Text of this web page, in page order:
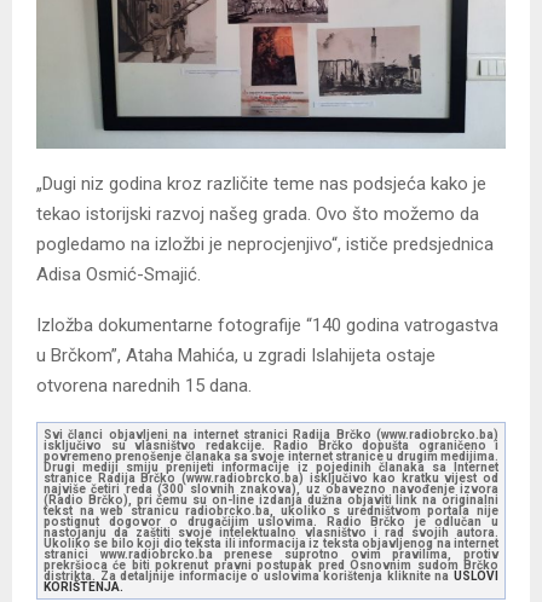
„Dugi niz godina kroz različite teme nas podsjeća kako je
tekao istorijski razvoj našeg grada. Ovo što možemo da
pogledamo na izložbi je neprocjenjivo“, ističe predsjednica
Adisa Osmić-Smajić.
Izložba dokumentarne fotografije “140 godina vatrogastva
u Brčkom”, Ataha Mahića, u zgradi Islahijeta ostaje
otvorena narednih 15 dana.
Svi članci objavljeni na internet stranici Radija Brčko (www.radiobrcko.ba)
isključivo su vlasništvo redakcije. Radio Brčko dopušta ograničeno i
povremeno prenošenje članaka sa svoje internet stranice u drugim medijima.
Drugi mediji smiju prenijeti informacije iz pojedinih članaka sa Internet
stranice Radija Brčko (www.radiobrcko.ba) isključivo kao kratku vijest od
najviše četiri reda (300 slovnih znakova), uz obavezno navođenje izvora
(Radio Brčko), pri čemu su on-line izdanja dužna objaviti link na originalni
tekst na web stranicu radiobrcko.ba, ukoliko s uredništvom portala nije
postignut dogovor o drugačijim uslovima. Radio Brčko je odlučan u
nastojanju da zaštiti svoje intelektualno vlasništvo i rad svojih autora.
Ukoliko se bilo koji dio teksta ili informacija iz teksta objavljenog na internet
stranici www.radiobrcko.ba prenese suprotno ovim pravilima, protiv
prekršioca će biti pokrenut pravni postupak pred Osnovnim sudom Brčko
distrikta. Za detaljnije informacije o uslovima korištenja kliknite na USLOVI
KORIŠTENJA.